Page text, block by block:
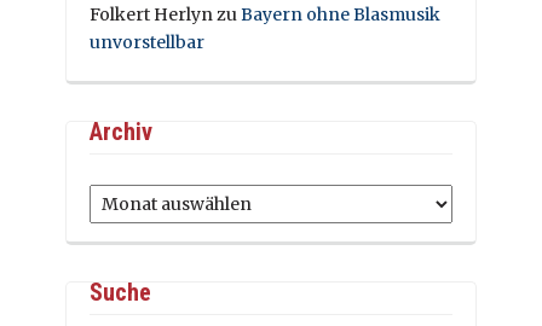
Folkert HerlynzuBayern ohne Blasmusik
unvorstellbar
Archiv
Archiv
Suche